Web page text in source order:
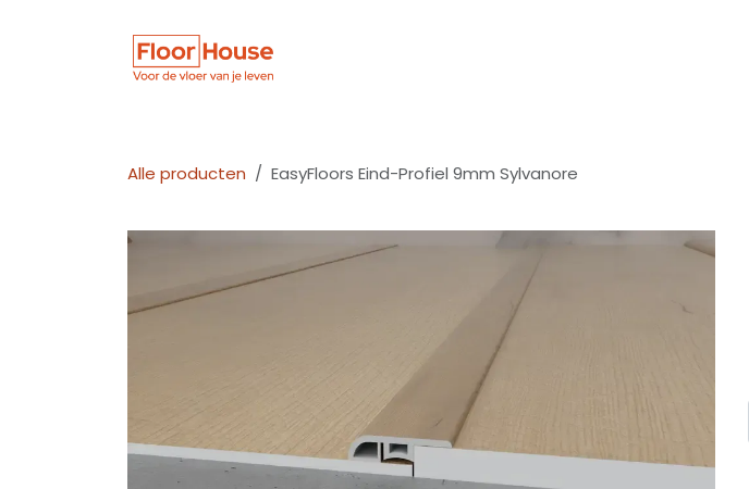
Alle producten EasyFloors Eind-Profiel 9mm Sylvanore